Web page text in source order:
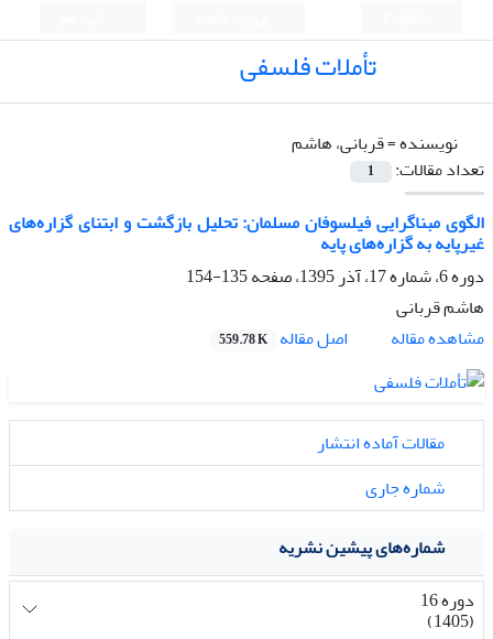
تأملات فلسفی
نویسنده =قربانی، هاشم
تعداد مقالات:
1
الگوی مبناگرایی فیلسوفان مسلمان: تحلیل بازگشت و ابتنای گزاره‌های
غیرپایه به گزاره‌های پایه
دوره 6، شماره 17، آذر 1395، صفحه
135-154
هاشم قربانی
مشاهده مقاله
اصل مقاله 559.78 K
مقالات آماده انتشار
شماره جاری
شماره‌های پیشین نشریه
دوره 16
(1405)